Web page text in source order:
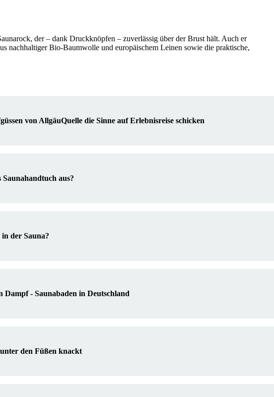
der – dank Druckknöpfen – zuverlässig über der Brust hält. Auch er
nachhaltiger Bio-Baumwolle und europäischem Leinen sowie die praktische,
von AllgäuQuelle die Sinne auf Erlebnisreise schicken
Saunahandtuch aus?
der Sauna?
Dampf - Saunabaden in Deutschland
unter den Füßen knackt